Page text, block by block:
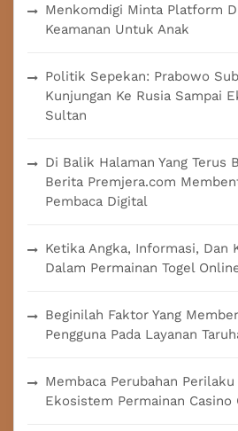
Menkomdigi Minta Platform
Keamanan Untuk Anak
Politik Sepekan: Prabowo
Kunjungan Ke Rusia Sampai
Sultan
Di Balik Halaman Yang Terus
Berita Premjera.com
Pembaca Digital
Ketika Angka, Informasi, Dan
Dalam Permainan Togel
Beginilah Faktor Yang
Pengguna Pada Layanan
Membaca Perubahan
Ekosistem Permainan Casino